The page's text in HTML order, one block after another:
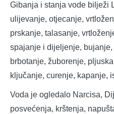
Gibanja i stanja vode bilježi
ulijevanje, otjecanje,
prskanje, talasanje,
spajanje i dijeljenje,
brbotanje, žuborenje,
ključanje, curenje, kapanje,
Voda je ogledalo Narcisa,
posvećenja, krštenja,